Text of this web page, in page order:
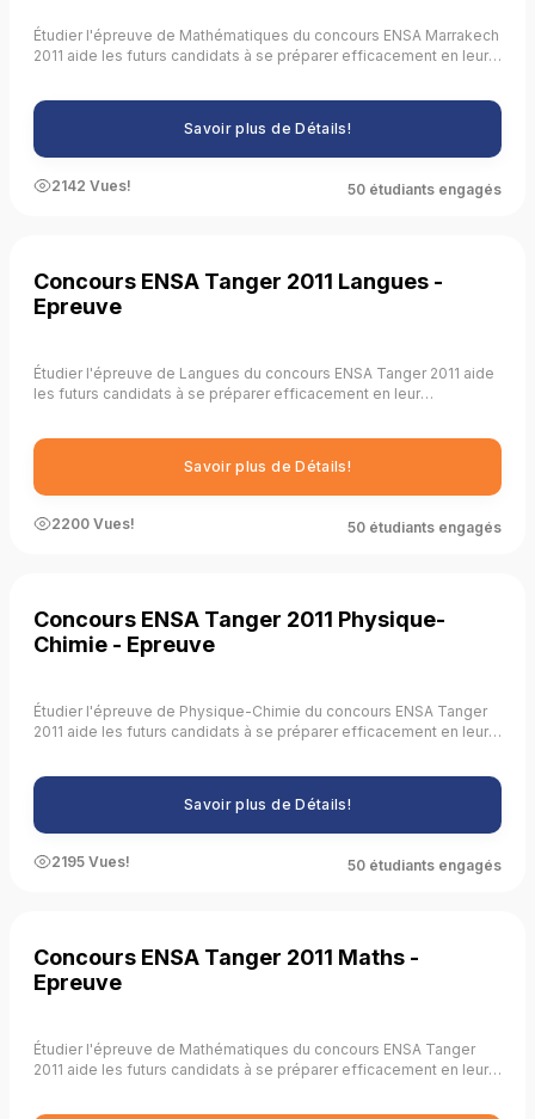
Étudier l'épreuve de Mathématiques du concours ENSA Marrakech
2011 aide les futurs candidats à se préparer efficacement en leur
problèmes, en améliorant la gestion du temps, en évaluant leur
niveau de préparation, en se familiarisant avec le format de
l'examen, en développant des stratégies de réponse, en
améliorant leurs compétences analytiques et en renforçant leurs
connaissances fondamentales.
Savoir plus de Détails!
2142 Vues! 50 étudiants engagés
Concours ENSA Tanger 2011 Langues -
Epreuve
Étudier l'épreuve de Langues du concours ENSA Tanger 2011 aide
les futurs candidats à se préparer efficacement en leur
compétences linguistiques, en pratiquant les types de questions,
en gérant le temps, en évaluant leur niveau de préparation, en se
familiarisant avec le format de l'examen, en développant des
stratégies de réponse, en améliorant leurs compétences
analytiques et critiques, et en renforçant leurs connaissances
Savoir plus de Détails!
2200 Vues! 50 étudiants engagés
Concours ENSA Tanger 2011 Physique-
Chimie - Epreuve
Étudier l'épreuve de Physique-Chimie du concours ENSA Tanger
2011 aide les futurs candidats à se préparer efficacement en leur
problèmes, en améliorant la gestion du temps, en évaluant leur
niveau de préparation, en se familiarisant avec le format de
l'examen, en développant des stratégies de réponse efficaces,
en améliorant leurs compétences analytiques et en renforçant
leurs connaissances fondamentales.
Savoir plus de Détails!
2195 Vues! 50 étudiants engagés
Concours ENSA Tanger 2011 Maths -
Epreuve
Étudier l'épreuve de Mathématiques du concours ENSA Tanger
2011 aide les futurs candidats à se préparer efficacement en leur